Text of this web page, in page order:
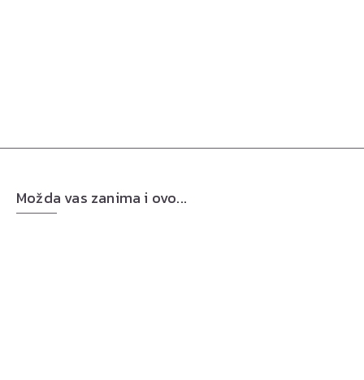
Možda vas zanima i ovo...